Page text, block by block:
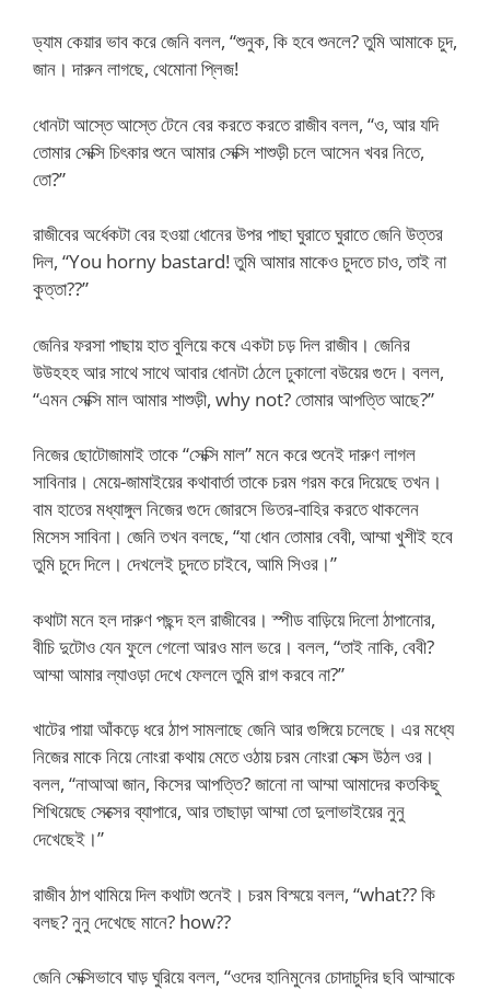
ড্যাম কেয়ার ভাব করে জেনি বলল, “শুনুক, কি হবে শুনলে? তুমি আমাকে চুদ,
জান। দারুন লাগছে, থেমোনা প্লিজ!
ধোনটা আস্তে আস্তে টেনে বের করতে করতে রাজীব বলল, “ও, আর যদি
তোমার সেক্সি চিৎকার শুনে আমার সেক্সি শাশুড়ী চলে আসেন খবর নিতে,
তো?”
রাজীবের অর্ধেকটা বের হওয়া ধোনের উপর পাছা ঘুরাতে ঘুরাতে জেনি উত্তর
দিল, “You horny bastard! তুমি আমার মাকেও চুদতে চাও, তাই না
কুত্তা??”
জেনির ফরসা পাছায় হাত বুলিয়ে কষে একটা চড় দিল রাজীব। জেনির
উউহহহ আর সাথে সাথে আবার ধোনটা ঠেলে ঢুকালো বউয়ের গুদে। বলল,
“এমন সেক্সি মাল আমার শাশুড়ী, why not? তোমার আপত্তি আছে?”
নিজের ছোটোজামাই তাকে “সেক্সি মাল” মনে করে শুনেই দারুণ লাগল
সাবিনার। মেয়ে-জামাইয়ের কথাবার্তা তাকে চরম গরম করে দিয়েছে তখন।
বাম হাতের মধ্যাঙ্গুল নিজের গুদে জোরসে ভিতর-বাহির করতে থাকলেন
মিসেস সাবিনা। জেনি তখন বলছে, “যা ধোন তোমার বেবী, আম্মা খুশীই হবে
তুমি চুদে দিলে। দেখলেই চুদতে চাইবে, আমি সিওর।”
কথাটা মনে হল দারুণ পছন্দ হল রাজীবের। স্পীড বাড়িয়ে দিলো ঠাপানোর,
বীচি দুটোও যেন ফুলে গেলো আরও মাল ভরে। বলল, “তাই নাকি, বেবী?
আম্মা আমার ল্যাওড়া দেখে ফেললে তুমি রাগ করবে না?”
খাটের পায়া আঁকড়ে ধরে ঠাপ সামলাছে জেনি আর গুঙ্গিয়ে চলেছে। এর মধ্যে
নিজের মাকে নিয়ে নোংরা কথায় মেতে ওঠায় চরম নোংরা সেক্স উঠল ওর।
বলল, “নাআআ জান, কিসের আপত্তি? জানো না আম্মা আমাদের কতকিছু
শিখিয়েছে সেক্সের ব্যাপারে, আর তাছাড়া আম্মা তো দুলাভাইয়ের নুনু
দেখেছেই।”
রাজীব ঠাপ থামিয়ে দিল কথাটা শুনেই। চরম বিস্ময়ে বলল, “what?? কি
বলছ? নুনু দেখেছে মানে? how??
জেনি সেক্সিভাবে ঘাড় ঘুরিয়ে বলল, “ওদের হানিমুনের চোদাচুদির ছবি আম্মাকে